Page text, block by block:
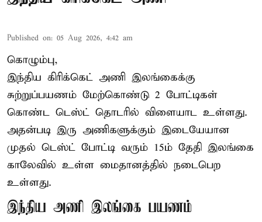
Published on: 05 Aug 2026, 4:42 am
கொழும்பு,
இந்திய கிரிக்கெட் அணி இலங்கைக்கு
சுற்றுப்பயணம் மேற்கொண்டு 2 போட்டிகள்
கொண்ட டெஸ்ட் தொடரில் விளையாட உள்ளது.
அதன்படி இரு அணிகளுக்கும் இடையேயான
முதல் டெஸ்ட் போட்டி வரும் 15ம் தேதி இலங்கை
காலேவில் உள்ள மைதானத்தில் நடைபெற
உள்ளது.
இந்திய அணி இலங்கை பயணம்